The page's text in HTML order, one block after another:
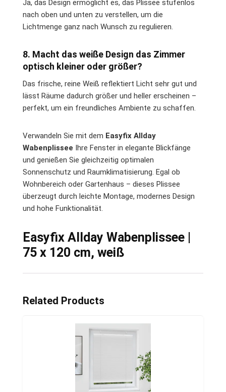
Ja, das Design ermöglicht es, das Plissee stufenlos
nach oben und unten zu verstellen, um die
Lichtmenge ganz nach Wunsch zu regulieren.
8. Macht das weiße Design das Zimmer
optisch kleiner oder größer?
Das frische, reine Weiß reflektiert Licht sehr gut und
lässt Räume dadurch größer und heller erscheinen –
perfekt, um ein freundliches Ambiente zu schaffen.
Verwandeln Sie mit dem Easyfix Allday
Wabenplissee Ihre Fenster in elegante Blickfänge
und genießen Sie gleichzeitig optimalen
Sonnenschutz und Raumklimatisierung. Egal ob
Wohnbereich oder Gartenhaus – dieses Plissee
überzeugt durch leichte Montage, modernes Design
und hohe Funktionalität.
Easyfix Allday Wabenplissee |
75 x 120 cm, weiß
Related Products